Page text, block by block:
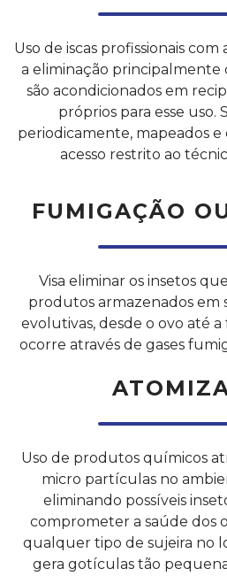
Uso de iscas profissionais
a eliminação principalmente
são acondicionados em
próprios para esse uso.
periodicamente, mapeados e
acesso restrito ao
FUMIGAÇÃO
Visa eliminar os insetos
produtos armazenados em
evolutivas, desde o ovo até a
ocorre através de gases
Uso de produtos químicos
micro partículas no
eliminando possíveis
comprometer a saúde dos
qualquer tipo de sujeira no
gera gotículas tão